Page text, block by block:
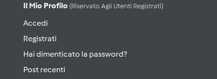
Il Mio Profilo (riservato Agli Utenti Registrati)
Accedi
Registrati
Hai dimenticato la password?
Post recenti